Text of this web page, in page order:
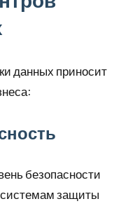
данных приносит
безопасности
защиты